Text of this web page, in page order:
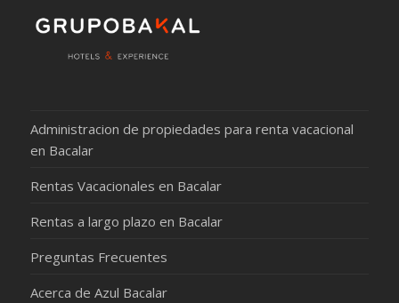
Administracion de propiedades para renta vacacional
en Bacalar
Rentas Vacacionales en Bacalar
Rentas a largo plazo en Bacalar
Preguntas Frecuentes
Acerca de Azul Bacalar